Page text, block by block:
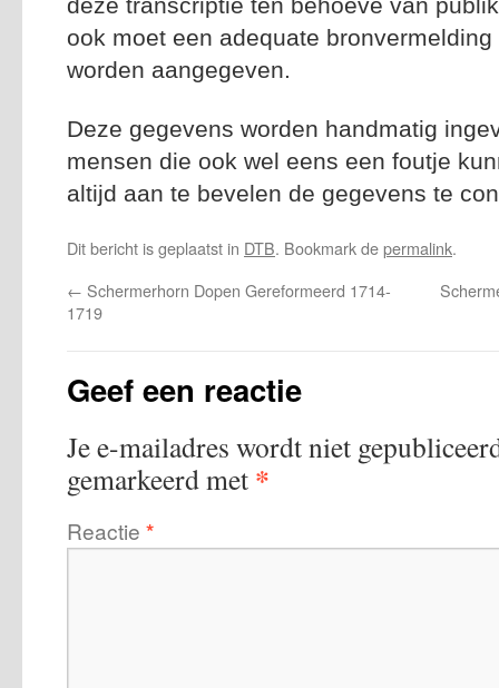
deze transcriptie ten behoeve van
ook moet een adequate
worden aangegeven.
Deze gegevens worden handmatig
mensen die ook wel eens een foutje
altijd aan te bevelen de gegevens te
Dit bericht is geplaatst in DTB. Bookmark depermalink.
← Schermerhorn Dopen Gereformeerd 1714-
1719
Geef een reactie
Je e-mailadres wordt niet
gemarkeerd met *
Reactie *